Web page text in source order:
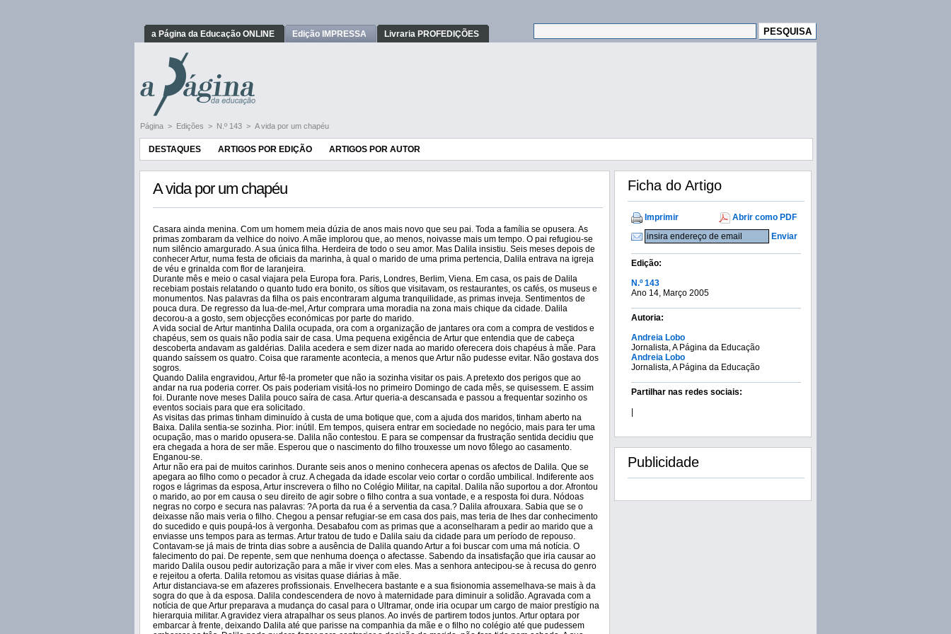
a Página da Educação ONLINE Edição IMPRESSA Livraria PROFEDIÇÕES
Página > Edições > N.º 143 > A vida por um chapéu
DESTAQUES ARTIGOS POR EDIÇÃO ARTIGOS POR AUTOR
A vida por um chapéu
Casara ainda menina. Com um homem meia dúzia de anos mais novo que seu pai. Toda a família se opusera. As
primas zombaram da velhice do noivo. A mãe implorou que, ao menos, noivasse mais um tempo. O pai refugiou-se
num silêncio amargurado. A sua única filha. Herdeira de todo o seu amor. Mas Dalila insistiu. Seis meses depois de
conhecer Artur, numa festa de oficiais da marinha, à qual o marido de uma prima pertencia, Dalila entrava na igreja
de véu e grinalda com flor de laranjeira.
Durante mês e meio o casal viajara pela Europa fora. Paris, Londres, Berlim, Viena. Em casa, os pais de Dalila
recebiam postais relatando o quanto tudo era bonito, os sítios que visitavam, os restaurantes, os cafés, os museus e
monumentos. Nas palavras da filha os pais encontraram alguma tranquilidade, as primas inveja. Sentimentos de
pouca dura. De regresso da lua-de-mel, Artur comprara uma moradia na zona mais chique da cidade. Dalila
decorou-a a gosto, sem objecções económicas por parte do marido.
A vida social de Artur mantinha Dalila ocupada, ora com a organização de jantares ora com a compra de vestidos e
chapéus, sem os quais não podia sair de casa. Uma pequena exigência de Artur que entendia que de cabeça
descoberta andavam as galdérias. Dalila acedera e sem dizer nada ao marido oferecera dois chapéus à mãe. Para
quando saíssem os quatro. Coisa que raramente acontecia, a menos que Artur não pudesse evitar. Não gostava dos
sogros.
Quando Dalila engravidou, Artur fê-la prometer que não ia sozinha visitar os pais. A pretexto dos perigos que ao
andar na rua poderia correr. Os pais poderiam visitá-los no primeiro Domingo de cada mês, se quisessem. E assim
foi. Durante nove meses Dalila pouco saíra de casa. Artur queria-a descansada e passou a frequentar sozinho os
eventos sociais para que era solicitado.
As visitas das primas tinham diminuído à custa de uma botique que, com a ajuda dos maridos, tinham aberto na
Baixa. Dalila sentia-se sozinha. Pior: inútil. Em tempos, quisera entrar em sociedade no negócio, mais para ter uma
ocupação, mas o marido opusera-se. Dalila não contestou. E para se compensar da frustração sentida decidiu que
era chegada a hora de ser mãe. Esperou que o nascimento do filho trouxesse um novo fôlego ao casamento.
Enganou-se.
Artur não era pai de muitos carinhos. Durante seis anos o menino conhecera apenas os afectos de Dalila. Que se
apegara ao filho como o pecador à cruz. A chegada da idade escolar veio cortar o cordão umbilical. Indiferente aos
rogos e lágrimas da esposa, Artur inscrevera o filho no Colégio Militar, na capital. Dalila não suportou a dor. Afrontou
o marido, ao por em causa o seu direito de agir sobre o filho contra a sua vontade, e a resposta foi dura. Nódoas
negras no corpo e secura nas palavras: ?A porta da rua é a serventia da casa.? Dalila afrouxara. Sabia que se o
deixasse não mais veria o filho. Chegou a pensar refugiar-se em casa dos pais, mas teria de lhes dar conhecimento
do sucedido e quis poupá-los à vergonha. Desabafou com as primas que a aconselharam a pedir ao marido que a
enviasse uns tempos para as termas. Artur tratou de tudo e Dalila saiu da cidade para um período de repouso.
Contavam-se já mais de trinta dias sobre a ausência de Dalila quando Artur a foi buscar com uma má notícia. O
falecimento do pai. De repente, sem que nenhuma doença o afectasse. Sabendo da insatisfação que iria causar ao
marido Dalila ousou pedir autorização para a mãe ir viver com eles. Mas a senhora antecipou-se à recusa do genro
e rejeitou a oferta. Dalila retomou as visitas quase diárias à mãe.
Artur distanciava-se em afazeres profissionais. Envelhecera bastante e a sua fisionomia assemelhava-se mais à da
sogra do que à da esposa. Dalila condescendera de novo à maternidade para diminuir a solidão. Agravada com a
notícia de que Artur preparava a mudança do casal para o Ultramar, onde iria ocupar um cargo de maior prestígio na
hierarquia militar. A gravidez viera atrapalhar os seus planos. Ao invés de partirem todos juntos. Artur optara por
embarcar à frente, deixando Dalila até que parisse na companhia da mãe e o filho no colégio até que pudessem
Ficha do Artigo
Imprimir
Abrir como PDF
Enviar
Edição:
N.º 143
Ano 14, Março 2005
Autoria:
Andreia Lobo
Jornalista, A Página da Educação
Andreia Lobo
Jornalista, A Página da Educação
Partilhar nas redes sociais:
Publicidade